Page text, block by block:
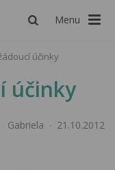
Menu
účinky
účinky
Gabriela 21.10.2012